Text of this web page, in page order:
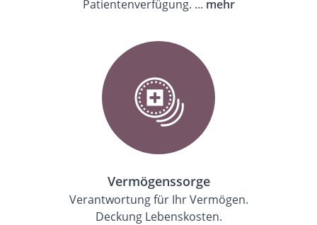
Patientenverfügung. ... mehr
Vermögenssorge
Verantwortung für Ihr Vermögen.
Deckung Lebenskosten.